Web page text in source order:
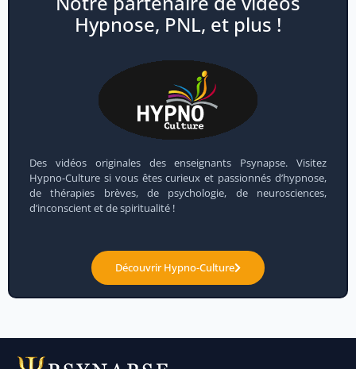
Hypnose, PNL, et plus !
Des vidéos originales des enseignants Psynapse. Visitez
Hypno-Culture si vous êtes curieux et passionnés d’hypnose,
de thérapies brèves, de psychologie, de neurosciences,
d’inconscient et de spiritualité !
Découvrir Hypno-Culture